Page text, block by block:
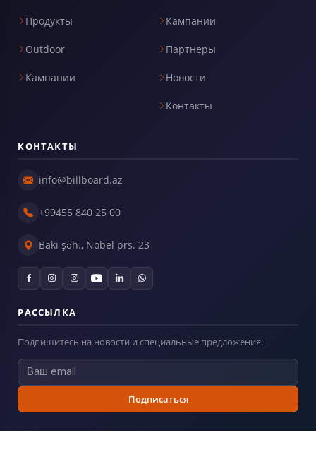
Продукты
Outdoor
Кампании
Кампании
Партнеры
Новости
Контакты
КОНТАКТЫ
info@billboard.az
+99455 840 25 00
Bakı şəh., Nobel prs. 23
РАССЫЛКА
Подпишитесь на новости и специальные предложения.
Подписаться